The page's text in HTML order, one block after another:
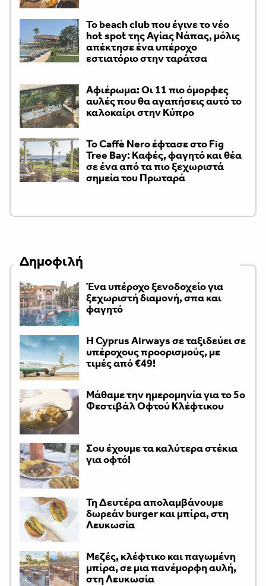
Το beach club που έγινε το νέο
hot spot της Αγίας Νάπας, μόλις
απέκτησε ένα υπέροχο
εστιατόριο στην ταράτσα
Αφιέρωμα: Οι 11 πιο όμορφες
αυλές που θα αγαπήσεις αυτό το
καλοκαίρι στην Κύπρο
Το Caffè Nero έφτασε στο Fig
Tree Bay: Καφές, φαγητό και θέα
σε ένα από τα πιο ξεχωριστά
σημεία του Πρωταρά
Δημοφιλή
Ένα υπέροχο ξενοδοχείο για
ξεχωριστή διαμονή, σπα και
φαγητό
H Cyprus Airways σε ταξιδεύει σε
υπέροχους προορισμούς, με
τιμές από €49!
Μάθαμε την ημερομηνία για το 5ο
Φεστιβάλ Οφτού Κλέφτικου
Σου έχουμε τα καλύτερα στέκια
για οφτό!
Τη Δευτέρα απολαμβάνουμε
δωρεάν burger και μπίρα, στη
Λευκωσία
Μεζές, κλέφτικο και παγωμένη
μπίρα, σε μια πανέμορφη αυλή,
στη Λευκωσία